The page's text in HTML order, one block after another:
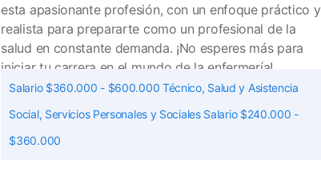
esta apasionante profesión, con un enfoque práctico y
realista para prepararte como un profesional de la
salud en constante demanda. ¡No esperes más para
iniciar tu carrera en el mundo de la enfermería!
Salario $360.000 - $600.000 Técnico, Salud y Asistencia
Social, Servicios Personales y Sociales Salario $240.000 -
$360.000